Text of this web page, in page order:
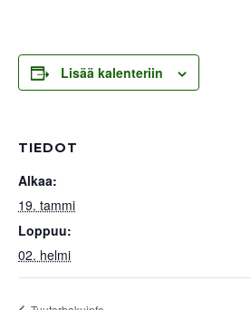
Lisää kalenteriin
TIEDOT
Alkaa:
19. tammi
Loppuu:
02. helmi